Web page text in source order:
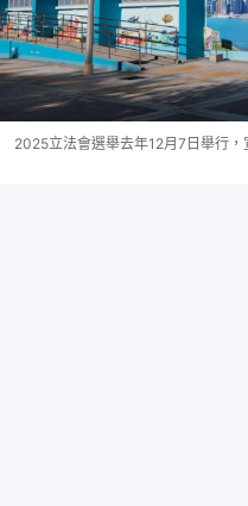
2025立法會選舉去年12月7日舉行，